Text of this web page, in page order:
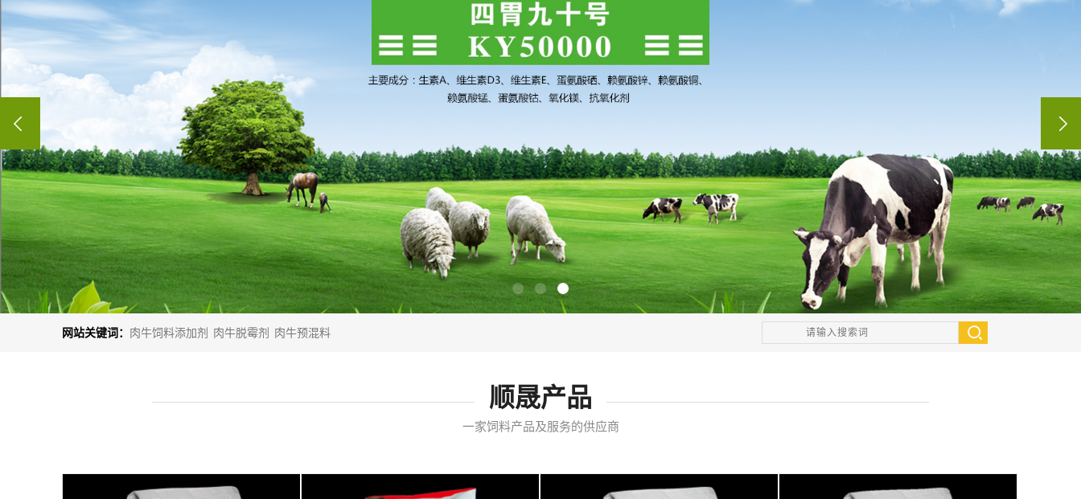
网站关键词： 肉牛饲料添加剂 肉牛脱霉剂 肉牛预混料
顺晟产品
一家饲料产品及服务的供应商